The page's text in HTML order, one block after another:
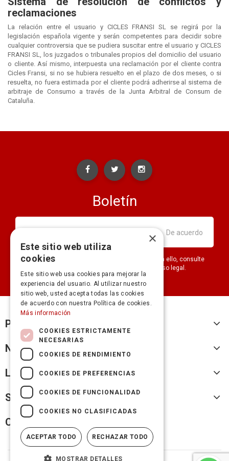
reclamaciones
La relación entre el usuario y CICLES FRANSI SL se regirá por la
legislación española vigente y serán competentes para decidir sobre
cualquier controversia que se pudiera suscitar entre el usuario y CICLES
FRANSI SL, los juzgados o tribunales propios del domicilio del usuario
o cliente. Así mismo, interpuesta una reclamación por el cliente contra
Cicles Fransi, si no se hubiera resuelto en el plazo de dos meses, o si
resuelta, no fuera estimada por el cliente podrá adherirse al sistema de
arbitraje de Consumo a través de la Junta Arbitral de Consum de
Cataluña.
Boletín
Puede darse de baja en cualquier momento. Para ello, consulte
nuestra información de contacto en el aviso legal.
Productos
Nuestra empresa
Legal
Su cuenta
Cicles Fransi
×
Este sitio web utiliza
cookies
Este sitio web usa cookies para mejorar la
experiencia del usuario. Al utilizar nuestro
sitio web, usted acepta todas las cookies
de acuerdo con nuestra Política de cookies.
Más información
COOKIES ESTRICTAMENTE
NECESARIAS
COOKIES DE RENDIMIENTO
COOKIES DE PREFERENCIAS
COOKIES DE FUNCIONALIDAD
COOKIES NO CLASIFICADAS
ACEPTAR TODO RECHAZAR TODO
MOSTRAR DETALLES